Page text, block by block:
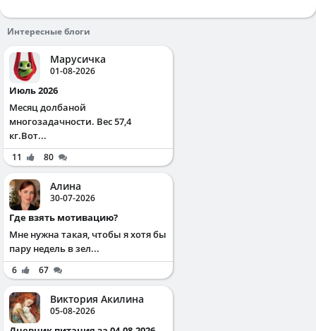
Интересные блоги
Марусичка
01-08-2026
Июль 2026
Месяц долбаной
многозадачности. Вес 57,4
кг.Вот...
11 80
Алина
30-07-2026
Где взять мотивацию?
Мне нужна такая, чтобы я хотя бы
пару недель в зел...
6 67
Виктория Акилина
05-08-2026